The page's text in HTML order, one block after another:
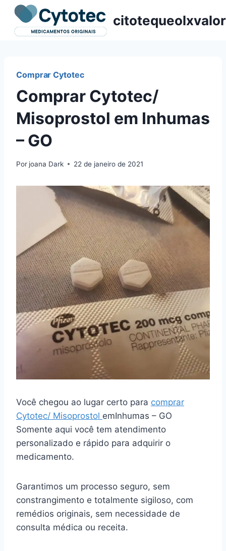
Pular
para
citotequeolxvalor
Comprar Cytotec
Comprar Cytotec/
Misoprostol em Inhumas
– GO
Por joana Dark 22 de janeiro de 2021
Você chegou ao lugar certo para comprar
Cytotec/ Misoprostol emInhumas – GO
Somente aqui você tem atendimento
personalizado e rápido para adquirir o
medicamento.
Garantimos um processo seguro, sem
constrangimento e totalmente sigiloso, com
remédios originais, sem necessidade de
consulta médica ou receita.